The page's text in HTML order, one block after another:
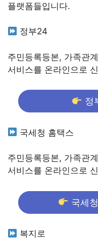
플랫폼들입니다.
정부24
주민등록등본, 가족관
서비스를 온라인으로
정
국세청 홈택스
주민등록등본, 가족관
서비스를 온라인으로
국세
복지로